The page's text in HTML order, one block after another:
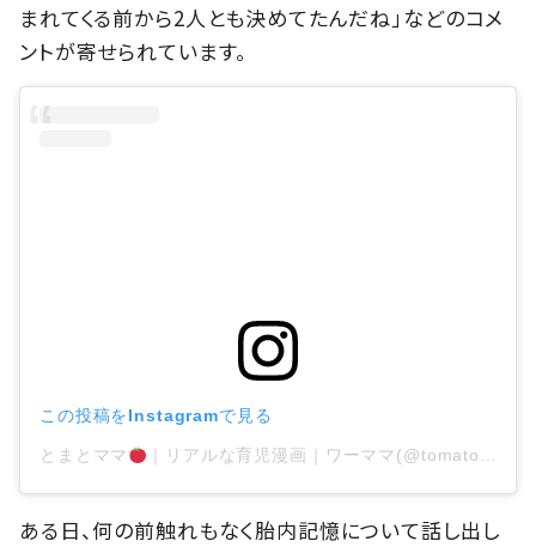
まれてくる前から2人とも決めてたんだね」などのコメ
ントが寄せられています。
この投稿をInstagramで見る
とまとママ ｜リアルな育児漫画｜ワーママ(@tomatomama2021)がシェアした投稿
ある日、何の前触れもなく胎内記憶について話し出し